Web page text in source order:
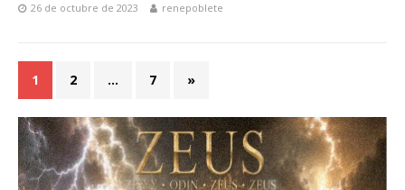
26 de octubre de 2023 renepoblete
1 2 … 7 »